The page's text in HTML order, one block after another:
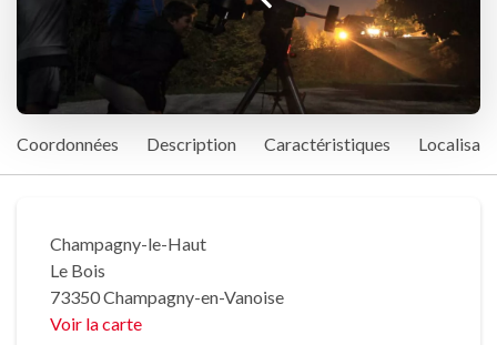
Coordonnées Description Caractéristiques
Champagny-le-Haut
Le Bois
73350 Champagny-en-Vanoise
Voir la carte